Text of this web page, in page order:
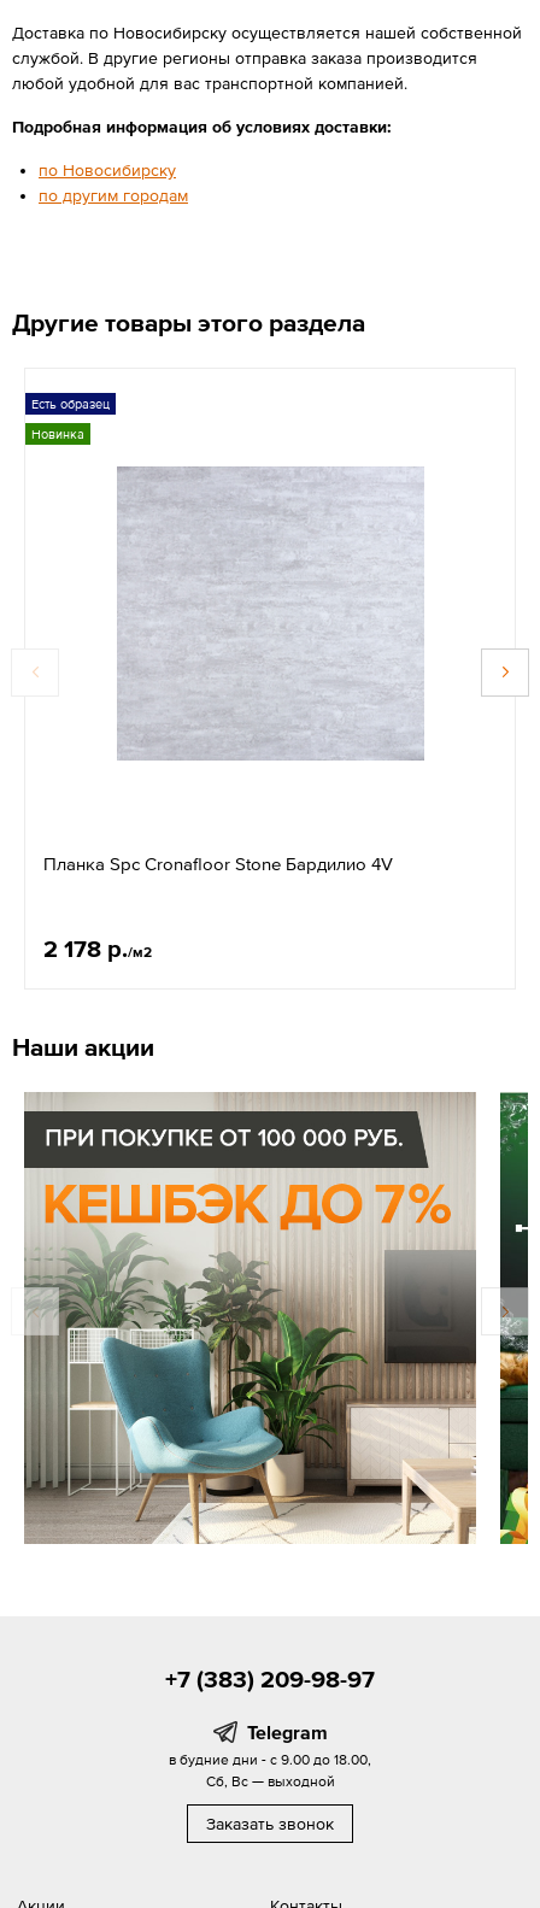
Доставка по Новосибирску осуществляется нашей собственной
службой. В другие регионы отправка заказа производится
любой удобной для вас транспортной компанией.
Подробная информация об условиях доставки:
по Новосибирску
по другим городам
Другие товары этого раздела
Есть образец
Новинка
Планка Spc Cronafloor Stone Бардилио 4V
2 178 р./м2
Наши акции
+7 (383) 209-98-97
Telegram
в будние дни - с 9.00 до 18.00,
Сб, Вс — выходной
Заказать звонок